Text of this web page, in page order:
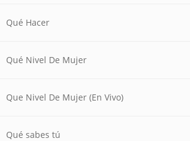
Qué Hacer
Qué Nivel De Mujer
Que Nivel De Mujer (En Vivo)
Qué sabes tú